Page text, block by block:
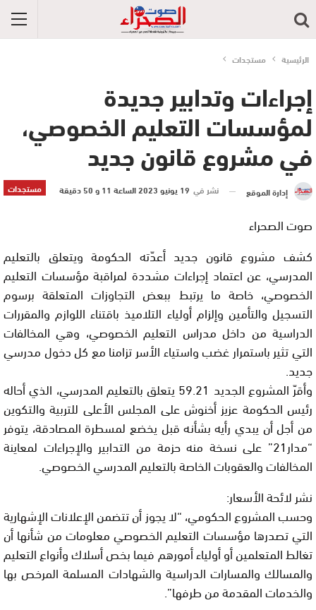
الرئيسية مستجدات
إجراءات وتدابير جديدة
لمؤسسات التعليم الخصوصي،
في مشروع قانون جديد
مستجدات إدارة الموقع نشر في 19 يونيو 2023 الساعة 11 و 50 دقيقة
صوت الصحراء
كشف مشروع قانون جديد أعدّته الحكومة ويتعلق بالتعليم
المدرسي، عن اعتماد إجراءات مشددة لمراقبة مؤسسات التعليم
الخصوصي، خاصة ما يرتبط ببعض التجاوزات المتعلقة برسوم
التسجيل والتأمين وإلزام أولياء التلاميذ باقتناء اللوازم والمقررات
الدراسية من داخل مدراس التعليم الخصوصي، وهي المخالفات
التي تثير باستمرار غضب واستياء الأسر تزامنا مع كل دخول مدرسي
جديد.
وأقرّ المشروع الجديد 59.21 يتعلق بالتعليم المدرسي، الذي أحاله
رئيس الحكومة عزيز أخنوش على المجلس الأعلى للتربية والتكوين
من أجل أن يبدي رأيه بشأنه قبل يخضع لمسطرة المصادقة، يتوفر
“مدار21” على نسخة منه حزمة من التدابير والإجراءات لمعاينة
المخالفات والعقوبات الخاصة بالتعليم المدرسي الخصوصي.
نشر لائحة الأسعار:
وحسب المشروع الحكومي، “لا يجوز أن تتضمن الإعلانات الإشهارية
التي تصدرها مؤسسات التعليم الخصوصي معلومات من شأنها أن
تغالط المتعلمين أو أولياء أمورهم فيما بخص أسلاك وأنواع التعليم
والمسالك والمسارات الدراسية والشهادات المسلمة المرخص بها
والخدمات المقدمة من طرفها”.